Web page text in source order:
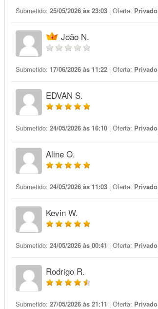
Submetido: 25/05/2026 às 23:03 | Oferta: Privado
João N.
Submetido: 17/06/2026 às 11:22 | Oferta: Privado
EDVAN S.
Submetido: 24/05/2026 às 16:10 | Oferta: Privado
Aline O.
Submetido: 24/05/2026 às 11:03 | Oferta: Privado
Kevin W.
Submetido: 24/05/2026 às 00:41 | Oferta: Privado
Rodrigo R.
Submetido: 27/05/2026 às 21:11 | Oferta: Privado